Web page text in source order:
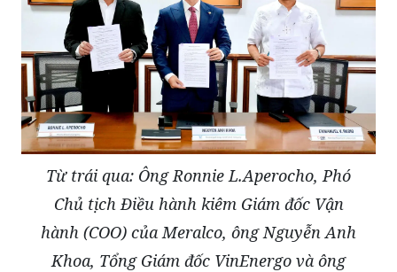
Từ trái qua: Ông Ronnie L.Aperocho, Phó
Chủ tịch Điều hành kiêm Giám đốc Vận
hành (COO) của Meralco, ông Nguyễn Anh
Khoa, Tổng Giám đốc VinEnergo và ông